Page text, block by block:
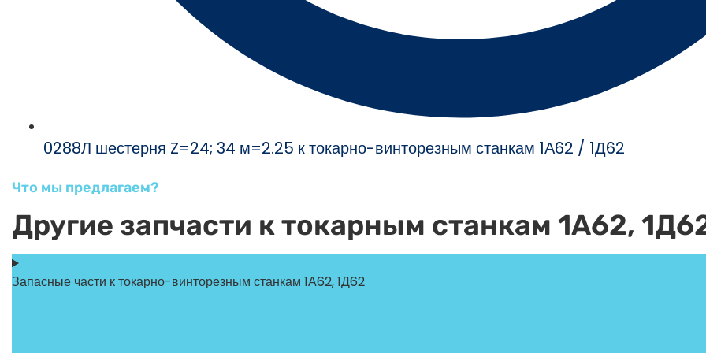
0288Л шестерня Z=24; 34 м=2.25 к токарно-винторезным станкам 1А62 / 1Д62
Что мы предлагаем?
Другие запчасти к токарным станкам 1А62,
Запасные части к токарно-винторезным станкам 1А62, 1Д62